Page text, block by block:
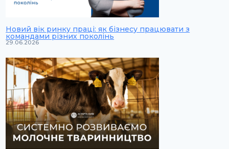
Новий вік ринку праці: як бізнесу працювати з
командами різних поколінь
29.06.2026